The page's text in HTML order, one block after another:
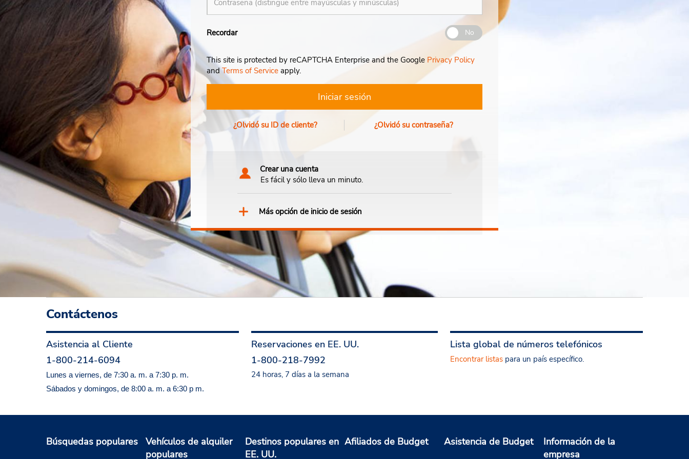
Recordar No
This site is protected by reCAPTCHA Enterprise and the Google Privacy Policy
andTerms of Service apply.
Iniciar sesión
¿Olvidó su ID de cliente? ¿Olvidó su contraseña?
Crear una cuenta
Es fácil y sólo lleva un minuto.
Más opción de inicio de sesión
Contáctenos
Asistencia al Cliente
1-800-214-6094
Lunes a viernes, de 7:30 a. m. a 7:30 p. m.
Sábados y domingos, de 8:00 a. m. a 6:30 p m.
Reservaciones en EE. UU.
1-800-218-7992
24 horas, 7 días a la semana
Lista global de números telefónicos
Encontrar listaspara un país específico.
Búsquedas populares
Vehículos de alquiler
populares
Destinos populares en
EE. UU.
Afiliados de Budget Asistencia de Budget
Información de la
empresa